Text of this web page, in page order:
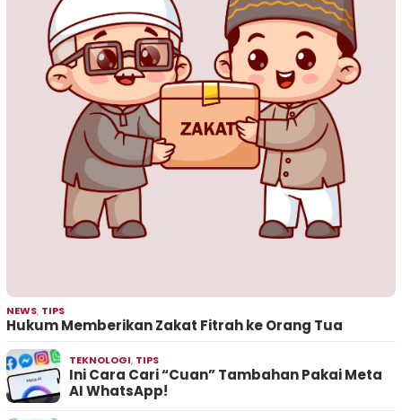
NEWS, TIPS
Hukum Memberikan Zakat Fitrah ke Orang Tua
TEKNOLOGI, TIPS
Ini Cara Cari “Cuan” Tambahan Pakai Meta
AI WhatsApp!